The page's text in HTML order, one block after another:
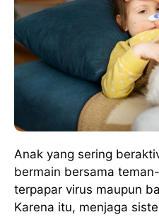
Anak yang sering
bermain bersama
terpapar virus maupun
Karena itu, menjaga